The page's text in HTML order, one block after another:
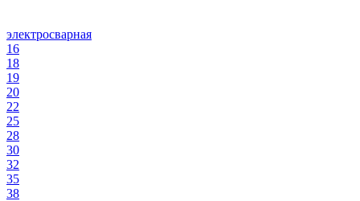
электросварная
16
18
19
20
22
25
28
30
32
35
38